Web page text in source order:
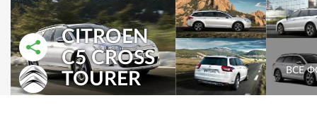
CITROEN
C5 CROSS
TOURER
РАССКАЗАТЬ ВО ВКОНТАКТЕ
РАССКАЗАТЬ В ОДНОКЛАССНИКАХ ВСЕ